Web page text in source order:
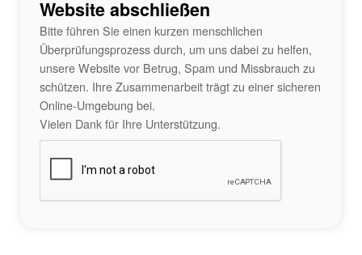
Website abschließen
Bitte führen Sie einen kurzen menschlichen
Überprüfungsprozess durch, um uns dabei zu helfen,
unsere Website vor Betrug, Spam und Missbrauch zu
schützen. Ihre Zusammenarbeit trägt zu einer sicheren
Online-Umgebung bei.
Vielen Dank für Ihre Unterstützung.